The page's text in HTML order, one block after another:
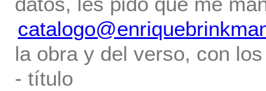
la obra y del verso, con
- título